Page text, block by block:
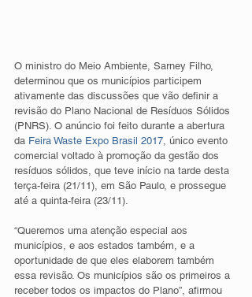
O ministro do Meio Ambiente, Sarney Filho,
determinou que os municípios participem
ativamente das discussões que vão definir a
revisão do Plano Nacional de Resíduos Sólidos
(PNRS). O anúncio foi feito durante a abertura
da Feira Waste Expo Brasil 2017 , único evento
comercial voltado à promoção da gestão dos
resíduos sólidos, que teve início na tarde desta
terça-feira (21/11), em São Paulo, e prossegue
até a quinta-feira (23/11).
“Queremos uma atenção especial aos
municípios, e aos estados também, e a
oportunidade de que eles elaborem também
essa revisão. Os municípios são os primeiros a
receber todos os impactos do Plano”, afirmou